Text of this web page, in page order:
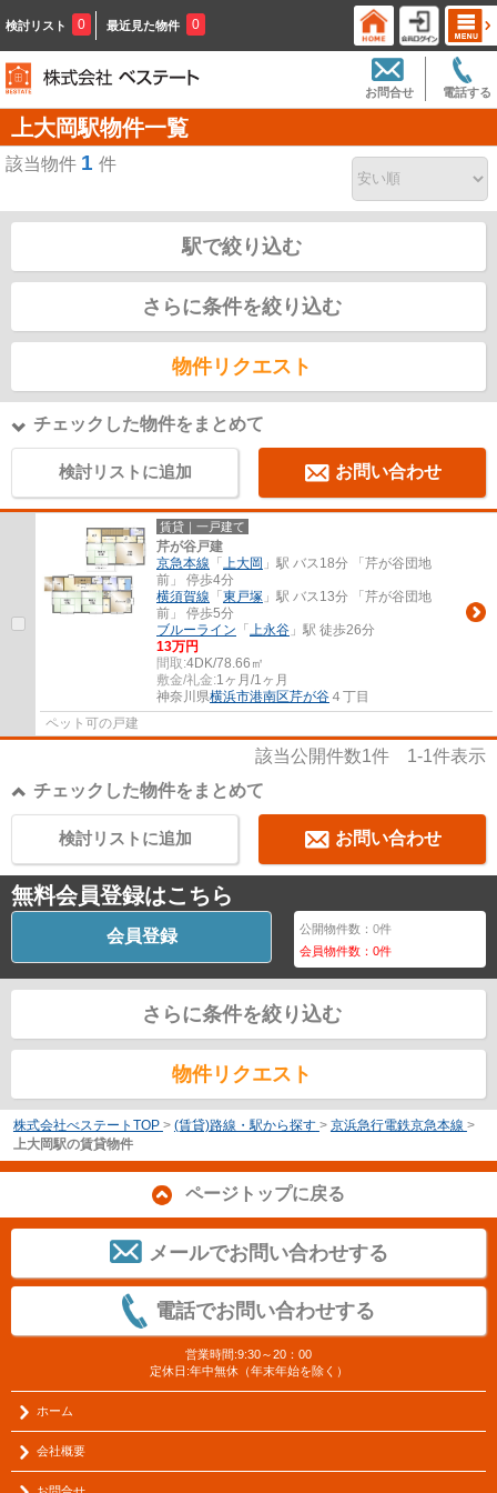
検討リスト 0 最近見た物件 0
電話する
お問合せ
上大岡駅物件一覧
該当物件 1 件
駅で絞り込む
さらに条件を絞り込む
物件リクエスト
チェックした物件をまとめて
検討リストに追加 お問い合わせ
賃貸｜一戸建て
芹が谷戸建
京急本線 「 上大岡 」駅 バス18分 「芹が谷団地
前」 停歩4分
横須賀線 「 東戸塚 」駅 バス13分 「芹が谷団地
前」 停歩5分
ブルーライン 「 上永谷 」駅 徒歩26分
13万円
間取:4DK/78.66㎡
敷金/礼金:1ヶ月/1ヶ月
神奈川県横浜市港南区芹が谷 ４丁目
ペット可の戸建
該当公開件数1件 1-1件表示
チェックした物件をまとめて
お問い合わせ
検討リストに追加
無料会員登録はこちら
会員登録 公開物件数：0件
会員物件数：0件
さらに条件を絞り込む
物件リクエスト
株式会社べステートTOP > (賃貸)路線・駅から探す > 京浜急行電鉄京急本線 >
上大岡駅の賃貸物件
ページトップに戻る
メールでお問い合わせする
電話でお問い合わせする
営業時間:9:30～20：00
定休日:年中無休（年末年始を除く）
ホーム
会社概要